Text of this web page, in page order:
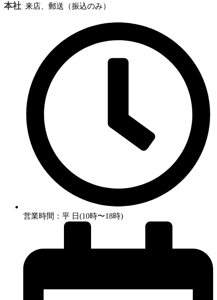
本社 来店、郵送（振込のみ）
営業時間：平 日(10時〜18時)